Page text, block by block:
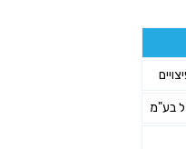
בע"מ
של האתר
שיווקיות למוצרים